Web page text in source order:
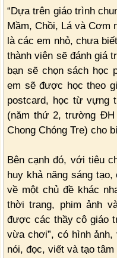
“Dựa trên giáo trình
Mầm, Chồi, Lá và Cơm
là các em nhỏ, chưa
thành viên sẽ đánh giá
bạn sẽ chọn sách học
em sẽ được học theo
postcard, học từ vựng
(năm thứ 2, trường ĐH
Chong Chóng Tre) cho
Bên cạnh đó, với tiêu
huy khả năng sáng
về một chủ đề khác
thời trang, phim ảnh
được các thầy cô giáo
vừa chơi”, có hình
nói, đọc, viết và tạo